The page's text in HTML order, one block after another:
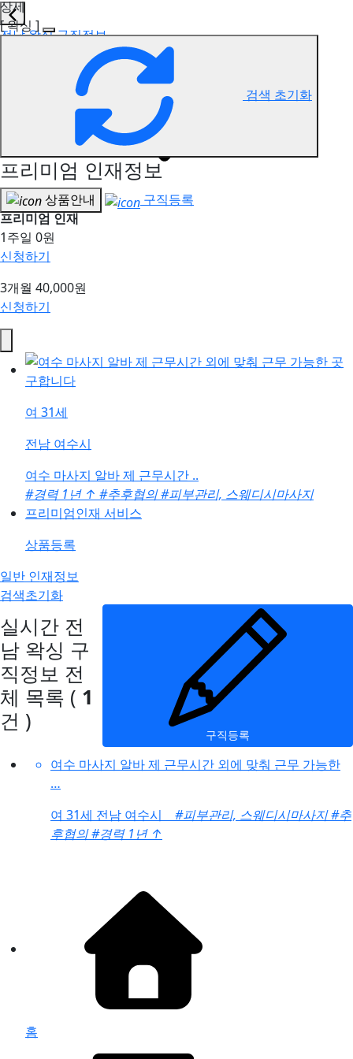
전남 왁싱 구직정보
상세
[ 왁싱 ]
검색 초기화
프리미엄 인재정보
상품안내
구직등록
프리미엄 인재
1주일 0원
신청하기
3개월 40,000원
신청하기
여 31세
전남 여수시
여수 마사지 알바 제 근무시간 ..
#경력 1년 ↑ #추후협의#피부관리, 스웨디시마사지
프리미엄인재 서비스
상품등록
일반 인재정보
검색초기화
실시간 전
남 왁싱 구
직정보 전
체 목록 ( 1
건 )
구직등록
여수 마사지 알바 제 근무시간 외에 맞춰 근무 가능한
…
여 31세 전남 여수시 #피부관리, 스웨디시마사지#추
후협의#경력 1년 ↑
홈